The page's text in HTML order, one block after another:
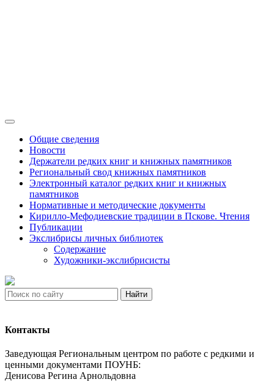
Общие сведения
Новости
Держатели редких книг и книжных памятников
Региональный свод книжных памятников
Электронный каталог редких книг и книжных
памятников
Нормативные и методические документы
Кирилло-Мефодиевские традиции в Пскове. Чтения
Публикации
Экслибрисы личных библиотек
Содержание
Художники-экслибрисисты
Найти
Контакты
Заведующая Региональным центром по работе с редкими и
ценными документами ПОУНБ:
Денисова Регина Арнольдовна